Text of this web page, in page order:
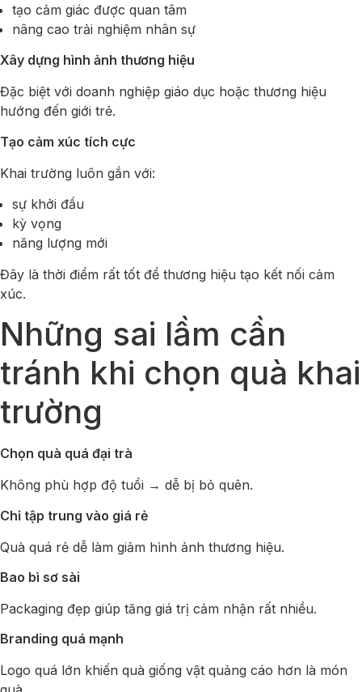
tạo cảm giác được quan tâm
nâng cao trải nghiệm nhân sự
Xây dựng hình ảnh thương hiệu
Đặc biệt với doanh nghiệp giáo dục hoặc thương hiệu
hướng đến giới trẻ.
Tạo cảm xúc tích cực
Khai trường luôn gắn với:
sự khởi đầu
kỳ vọng
năng lượng mới
Đây là thời điểm rất tốt để thương hiệu tạo kết nối cảm
xúc.
Những sai lầm cần
tránh khi chọn quà khai
trường
Chọn quà quá đại trà
Không phù hợp độ tuổi → dễ bị bỏ quên.
Chỉ tập trung vào giá rẻ
Quà quá rẻ dễ làm giảm hình ảnh thương hiệu.
Bao bì sơ sài
Packaging đẹp giúp tăng giá trị cảm nhận rất nhiều.
Branding quá mạnh
Logo quá lớn khiến quà giống vật quảng cáo hơn là món